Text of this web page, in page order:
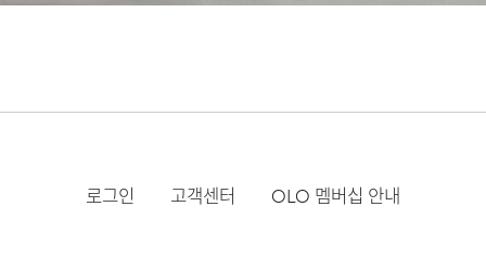
로그인 고객센터 OLO 멤버십 안내